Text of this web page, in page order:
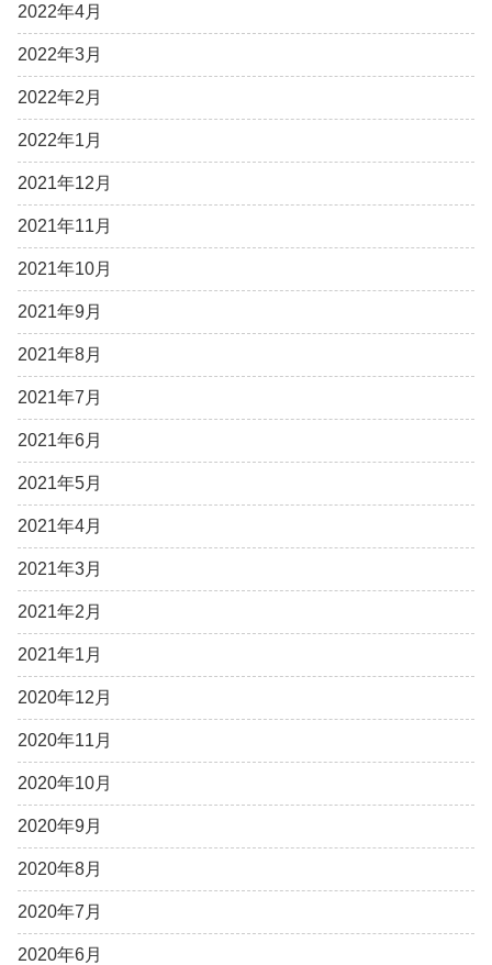
2022年4月
2022年3月
2022年2月
2022年1月
2021年12月
2021年11月
2021年10月
2021年9月
2021年8月
2021年7月
2021年6月
2021年5月
2021年4月
2021年3月
2021年2月
2021年1月
2020年12月
2020年11月
2020年10月
2020年9月
2020年8月
2020年7月
2020年6月